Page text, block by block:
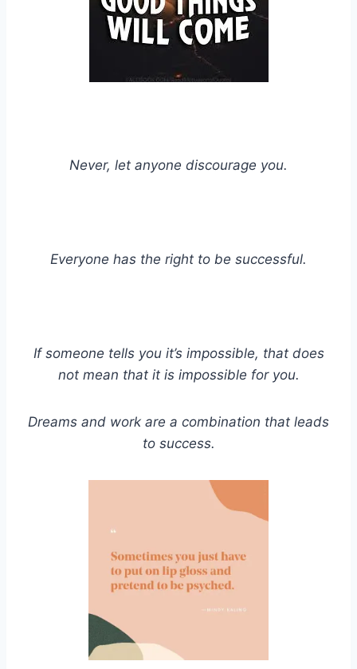
Never, let anyone discourage you.
Everyone has the right to be successful.
If someone tells you it’s impossible, that does
not mean that it is impossible for you.
Dreams and work are a combination that leads
to success.